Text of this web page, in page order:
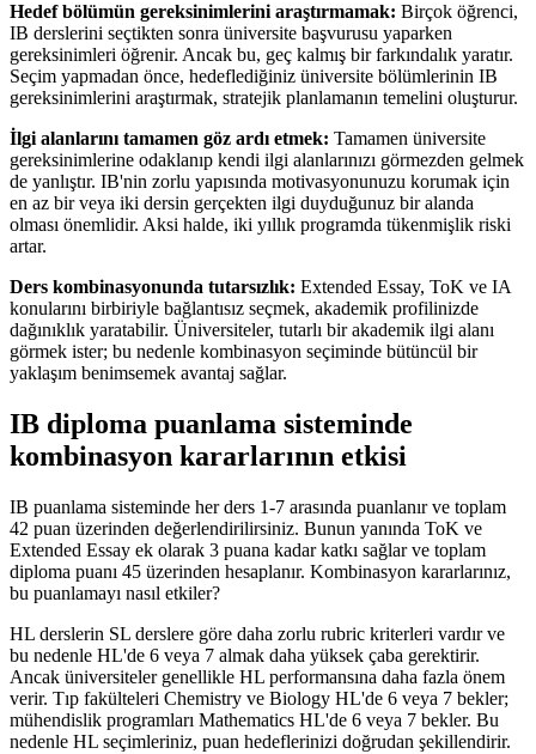
Hedef bölümün gereksinimlerini araştırmamak: Birçok öğrenci,
IB derslerini seçtikten sonra üniversite başvurusu yaparken
gereksinimleri öğrenir. Ancak bu, geç kalmış bir farkındalık yaratır.
Seçim yapmadan önce, hedeflediğiniz üniversite bölümlerinin IB
gereksinimlerini araştırmak, stratejik planlamanın temelini oluşturur.
İlgi alanlarını tamamen göz ardı etmek: Tamamen üniversite
gereksinimlerine odaklanıp kendi ilgi alanlarınızı görmezden gelmek
de yanlıştır. IB'nin zorlu yapısında motivasyonunuzu korumak için
en az bir veya iki dersin gerçekten ilgi duyduğunuz bir alanda
olması önemlidir. Aksi halde, iki yıllık programda tükenmişlik riski
artar.
Ders kombinasyonunda tutarsızlık: Extended Essay, ToK ve IA
konularını birbiriyle bağlantısız seçmek, akademik profilinizde
dağınıklık yaratabilir. Üniversiteler, tutarlı bir akademik ilgi alanı
görmek ister; bu nedenle kombinasyon seçiminde bütüncül bir
yaklaşım benimsemek avantaj sağlar.
IB diploma puanlama sisteminde
kombinasyon kararlarının etkisi
IB puanlama sisteminde her ders 1-7 arasında puanlanır ve toplam
42 puan üzerinden değerlendirilirsiniz. Bunun yanında ToK ve
Extended Essay ek olarak 3 puana kadar katkı sağlar ve toplam
diploma puanı 45 üzerinden hesaplanır. Kombinasyon kararlarınız,
bu puanlamayı nasıl etkiler?
HL derslerin SL derslere göre daha zorlu rubric kriterleri vardır ve
bu nedenle HL'de 6 veya 7 almak daha yüksek çaba gerektirir.
Ancak üniversiteler genellikle HL performansına daha fazla önem
verir. Tıp fakülteleri Chemistry ve Biology HL'de 6 veya 7 bekler;
mühendislik programları Mathematics HL'de 6 veya 7 bekler. Bu
nedenle HL seçimleriniz, puan hedeflerinizi doğrudan şekillendirir.